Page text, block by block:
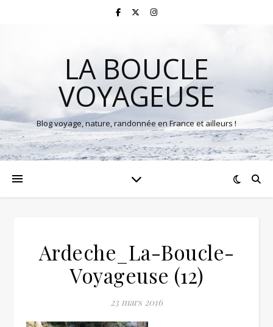
LA BOUCLE
VOYAGEUSE
Blog voyage, nature, randonnée en France et ailleurs !
Ardeche_La-Boucle-
Voyageuse (12)
23 mars 2016